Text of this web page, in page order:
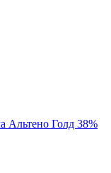
Голд 38%